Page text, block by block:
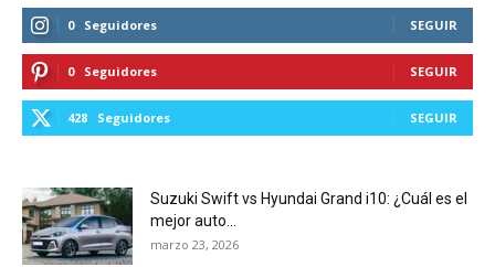
0 Seguidores SEGUIR
0 Seguidores SEGUIR
428 Seguidores SEGUIR
Suzuki Swift vs Hyundai Grand i10: ¿Cuál es el
mejor auto...
marzo 23, 2026